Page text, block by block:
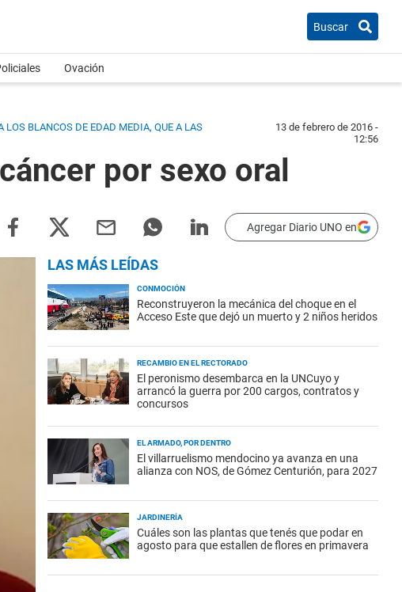
Buscar
Ovación
LOS BLANCOS DE EDAD MEDIA, QUE A LAS
13 de febrero de 2016 -
12:56
por sexo oral
Agregar Diario UNO en
LAS MÁS LEÍDAS
CONMOCIÓN
Reconstruyeron la mecánica del choque en el
Acceso Este que dejó un muerto y 2 niños heridos
RECAMBIO EN EL RECTORADO
El peronismo desembarca en la UNCuyo y
arrancó la guerra por 200 cargos, contratos y
concursos
EL ARMADO, POR DENTRO
El villarruelismo mendocino ya avanza en una
alianza con NOS, de Gómez Centurión, para 2027
JARDINERÍA
Cuáles son las plantas que tenés que podar en
agosto para que estallen de flores en primavera